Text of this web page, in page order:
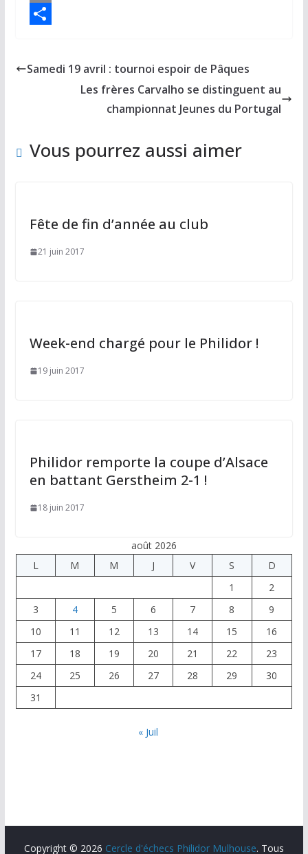
ca
n
E
g
Samedi 19 avril : tournoi espoir de Pâques
Les frères Carvalho se distinguent au
championnat Jeunes du Portugal
Vous pourrez aussi aimer
Fête de fin d’année au club
21 juin 2017
Week-end chargé pour le Philidor !
19 juin 2017
Philidor remporte la coupe d’Alsace
en battant Gerstheim 2-1 !
18 juin 2017
août 2026
L
M M J V S
D
1
2
3
4 5 6 7 8
9
10
11 12 13 14 15
16
17
18 19 20 21 22
23
24
25 26 27 28 29
30
31
« Juil
Copyright © 2026 Cercle d'échecs Philidor Mulhouse. Tous